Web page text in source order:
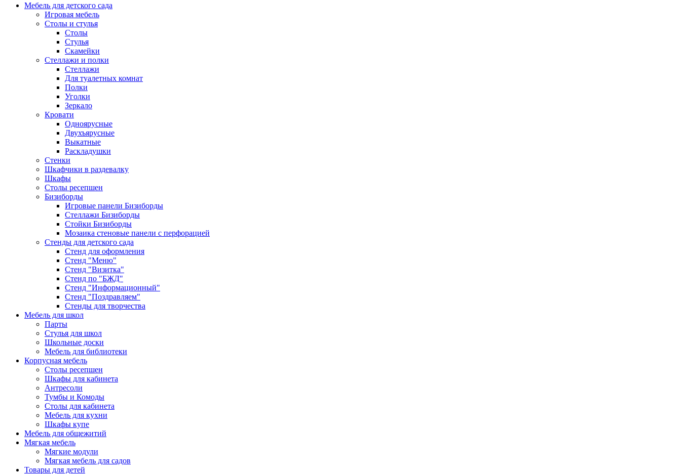
Мебель для детского сада
Игровая мебель
Столы и стулья
Столы
Стулья
Скамейки
Стеллажи и полки
Стеллажи
Для туалетных комнат
Полки
Уголки
Зеркало
Кровати
Одноярусные
Двухъярусные
Выкатные
Раскладушки
Стенки
Шкафчики в раздевалку
Шкафы
Столы ресепшен
Бизиборды
Игровые панели Бизиборды
Стеллажи Бизиборды
Стойки Бизиборды
Мозаика стеновые панели с перфорацией
Стенды для детского сада
Стенд для оформления
Стенд "Меню"
Стенд "Визитка"
Стенд по "БЖД"
Стенд "Информационный"
Стенд "Поздравляем"
Стенды для творчества
Мебель для школ
Парты
Стулья для школ
Школьные доски
Мебель для библиотеки
Корпусная мебель
Столы ресепшен
Шкафы для кабинета
Антресоли
Тумбы и Комоды
Столы для кабинета
Мебель для кухни
Шкафы купе
Мебель для общежитий
Мягкая мебель
Мягкие модули
Мягкая мебель для садов
Товары для детей